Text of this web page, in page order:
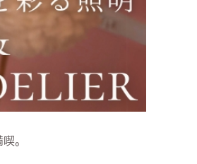
。